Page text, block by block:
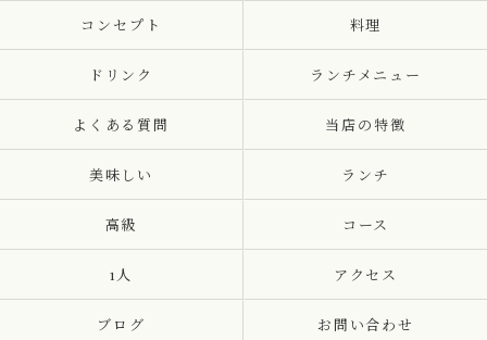
コンセプト 料理
ドリンク ランチメニュー
よくある質問 当店の特徴
美味しい ランチ
高級 コース
1人 アクセス
ブログ お問い合わせ